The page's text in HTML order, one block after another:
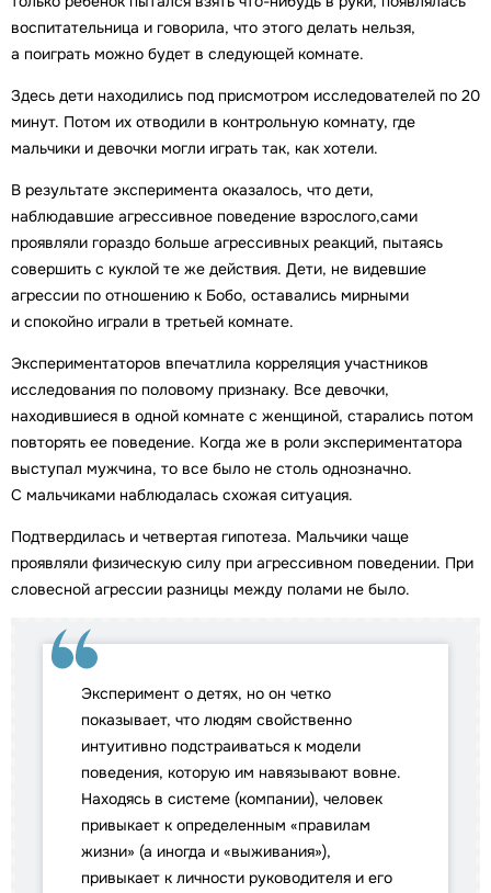
воспитательница и говорила, что этого делать нельзя,
а поиграть можно будет в следующей комнате.
Здесь дети находились под присмотром исследователей по 20
минут. Потом их отводили в контрольную комнату, где
мальчики и девочки могли играть так, как хотели.
В результате эксперимента оказалось, что дети,
наблюдавшие агрессивное поведение взрослого,сами
проявляли гораздо больше агрессивных реакций, пытаясь
совершить с куклой те же действия. Дети, не видевшие
агрессии по отношению к Бобо, оставались мирными
и спокойно играли в третьей комнате.
Экспериментаторов впечатлила корреляция участников
исследования по половому признаку. Все девочки,
находившиеся в одной комнате с женщиной, старались потом
повторять ее поведение. Когда же в роли экспериментатора
выступал мужчина, то все было не столь однозначно.
С мальчиками наблюдалась схожая ситуация.
Подтвердилась и четвертая гипотеза. Мальчики чаще
проявляли физическую силу при агрессивном поведении. При
словесной агрессии разницы между полами не было.
Эксперимент о детях, но он четко
показывает, что людям свойственно
интуитивно подстраиваться к модели
поведения, которую им навязывают вовне.
Находясь в системе (компании), человек
привыкает к определенным «правилам
жизни» (а иногда и «выживания»),
привыкает к личности руководителя и его